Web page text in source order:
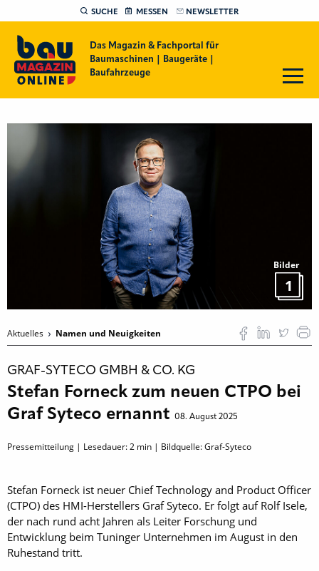
SUCHE MESSEN NEWSLETTER
Das Magazin & Fachportal für
Baumaschinen | Baugeräte |
Baufahrzeuge
Bilder
1
Aktuelles Namen und Neuigkeiten
GRAF-SYTECO GMBH & CO. KG
Stefan Forneck zum neuen CTPO bei
Graf Syteco ernannt 08. August 2025
Pressemitteilung | Lesedauer:2 min | Bildquelle: Graf-Syteco
Stefan Forneck ist neuer Chief Technology and Product Officer
(CTPO) des HMI-Herstellers Graf Syteco. Er folgt auf Rolf Isele,
der nach rund acht Jahren als Leiter Forschung und
Entwicklung beim Tuninger Unternehmen im August in den
Ruhestand tritt.